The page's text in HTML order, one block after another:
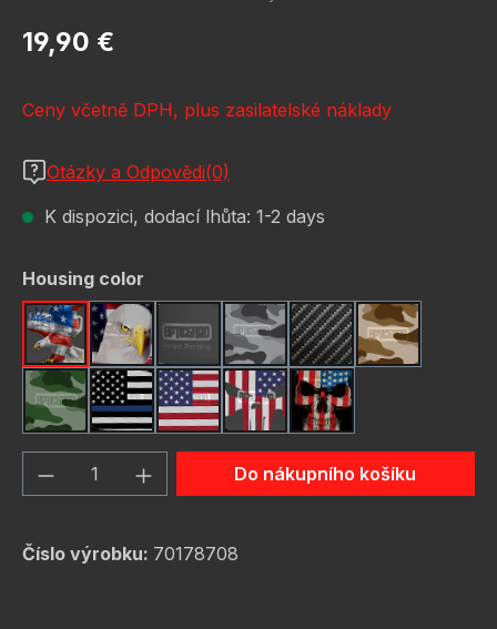
Běžná cena:
19,90 €
Ceny včetně DPH, plus zasilatelské náklady
Otázky a Odpovědi(0)
K dispozici, dodací lhůta: 1-2 days
Vyberte
Housing color
American EagleBald Eagle American Flag
Black Camo GreyCarbon Fiber Black
Desert
Green Hunting Camouflag
Thin Blue Line Flag
USA Flag New
Us Flag SkullUs Flag Skull #2
Množství produktu: Zadejte
Do nákupního košíku
Číslo výrobku: 70178708